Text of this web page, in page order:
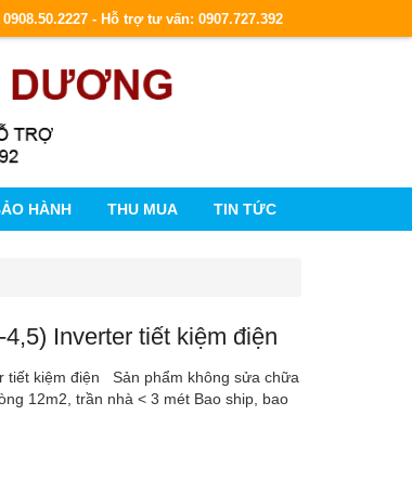
- Hỗ trợ tư vấn: 0907.727.392
HÀNH THU MUA TIN TỨC
Inverter tiết kiệm điện
tiết kiệm điện Sản phẩm không sửa chữa
12m2, trần nhà < 3 mét Bao ship, bao